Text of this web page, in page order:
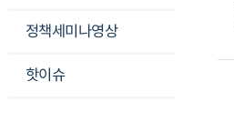
정책세미나영상
핫이슈